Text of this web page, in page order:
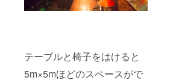
テーブルと椅子をはけると
5m×5mほどのスペースがで